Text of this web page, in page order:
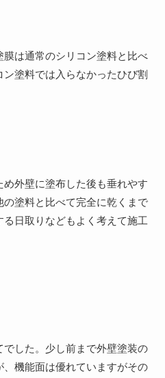
は通常のシリコン塗料と比べ
塗料では入らなかったひび割
外壁に塗布した後も垂れやす
塗料と比べて完全に乾くまで
日取りなどもよく考えて施工
した。少し前まで外壁塗装の
機能面は優れていますがその